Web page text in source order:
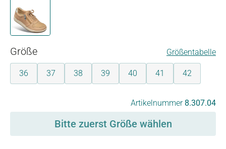
beige
Größeauswählen Größentabelle
36 37 38 39 40 41 42
Artikelnummer 8.307.04
Bitte zuerst Größe wählen